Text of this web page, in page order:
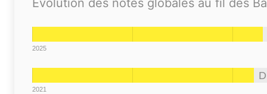
Évolution des notes globales au fil des
2025
D
2021